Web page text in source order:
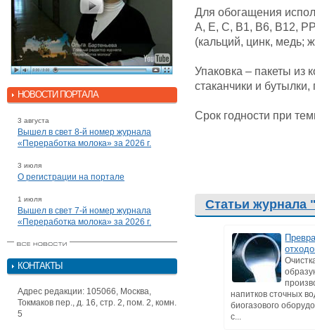
НОВОСТИ ПОРТАЛА
3 августа
Вышел в свет 8-й номер журнала
«Переработка молока» за 2026 г.
3 июля
О регистрации на портале
1 июля
Вышел в свет 7-й номер журнала
«Переработка молока» за 2026 г.
КОНТАКТЫ
Адрес редакции: 105066, Москва,
Токмаков пер., д. 16, стр. 2, пом. 2, комн.
5
Для обогащения
А, Е, С, В1, В6, В12,
(кальций, цинк, медь;
Упаковка – пакеты из
стаканчики и бутылки,
Срок годности при
Статьи журнала
напитков сточных
биогазового
с...